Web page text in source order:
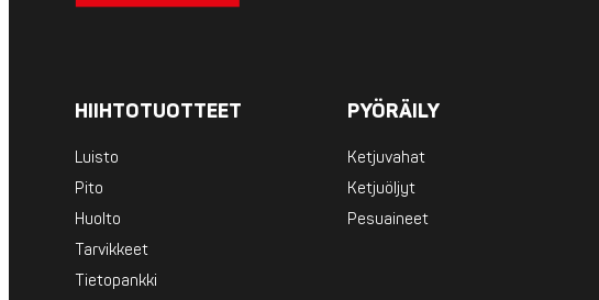
HIIHTOTUOTTEET
Luisto
Pito
Huolto
Tarvikkeet
Tietopankki
PYÖRÄILY
Ketjuvahat
Ketjuöljyt
Pesuaineet